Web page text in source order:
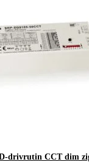
drivrutin CCT dim